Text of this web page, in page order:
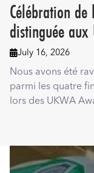
Célébration
distinguée aux
July 16, 2026
Nous avons été
parmi les quatre
lors des UKWA